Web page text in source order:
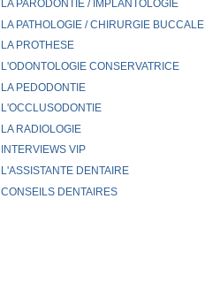
LA PARODONTIE / IMPLANTOLOGIE
LA PATHOLOGIE / CHIRURGIE BUCCALE
LA PROTHESE
L'ODONTOLOGIE CONSERVATRICE
LA PEDODONTIE
L'OCCLUSODONTIE
LA RADIOLOGIE
INTERVIEWS VIP
L'ASSISTANTE DENTAIRE
CONSEILS DENTAIRES